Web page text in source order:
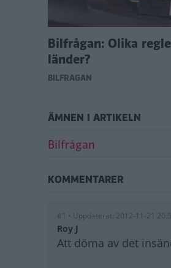
Bilfrågan: Olika
länder?
BILFRÅGAN
ÄMNEN I ARTIKELN
Bilfrågan
KOMMENTARER
#1 • Uppdaterat: 2012-11-21
Roy J
Att döma av det